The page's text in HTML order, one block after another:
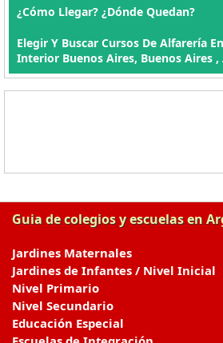
¿Cómo Llegar? ¿Dónde Quedan?
Elegir Y Buscar Cursos De Alfarería
Interior Buenos Aires, Buenos Aires
Guia de colegios y escuelas en
Jardines Maternales
Jardines de Infantes / Nivel Inicial
Nivel Primario
Nivel Secundario
Educación Especial